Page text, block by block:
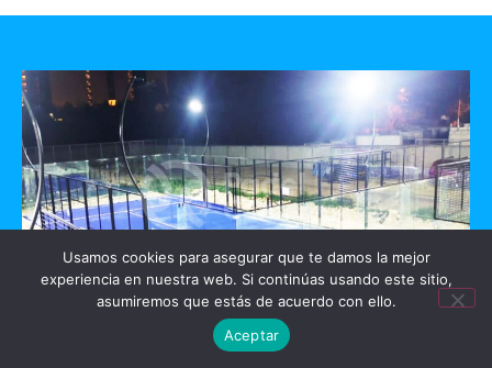
Usamos cookies para asegurar que te damos la mejor
experiencia en nuestra web. Si continúas usando este sitio,
asumiremos que estás de acuerdo con ello.
Aceptar